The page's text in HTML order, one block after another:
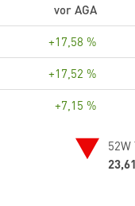
vor AGA
+17,58 %
+17,52 %
+7,15 %
52W